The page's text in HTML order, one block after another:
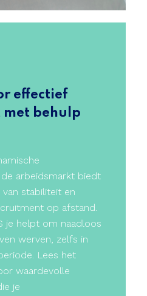
effectief
behulp
arbeidsmarkt biedt
van stabiliteit en
op afstand.
je helpt om naadloos
werven, zelfs in
Lees het
waardevolle
je